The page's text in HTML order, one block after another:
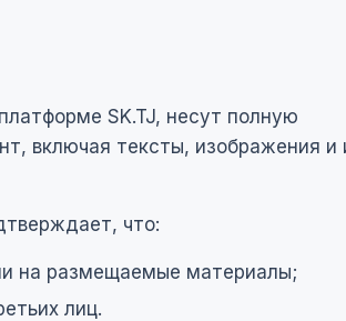
SK.TJ, несут полную
включая тексты, изображения и
что:
на размещаемые материалы;
лиц.